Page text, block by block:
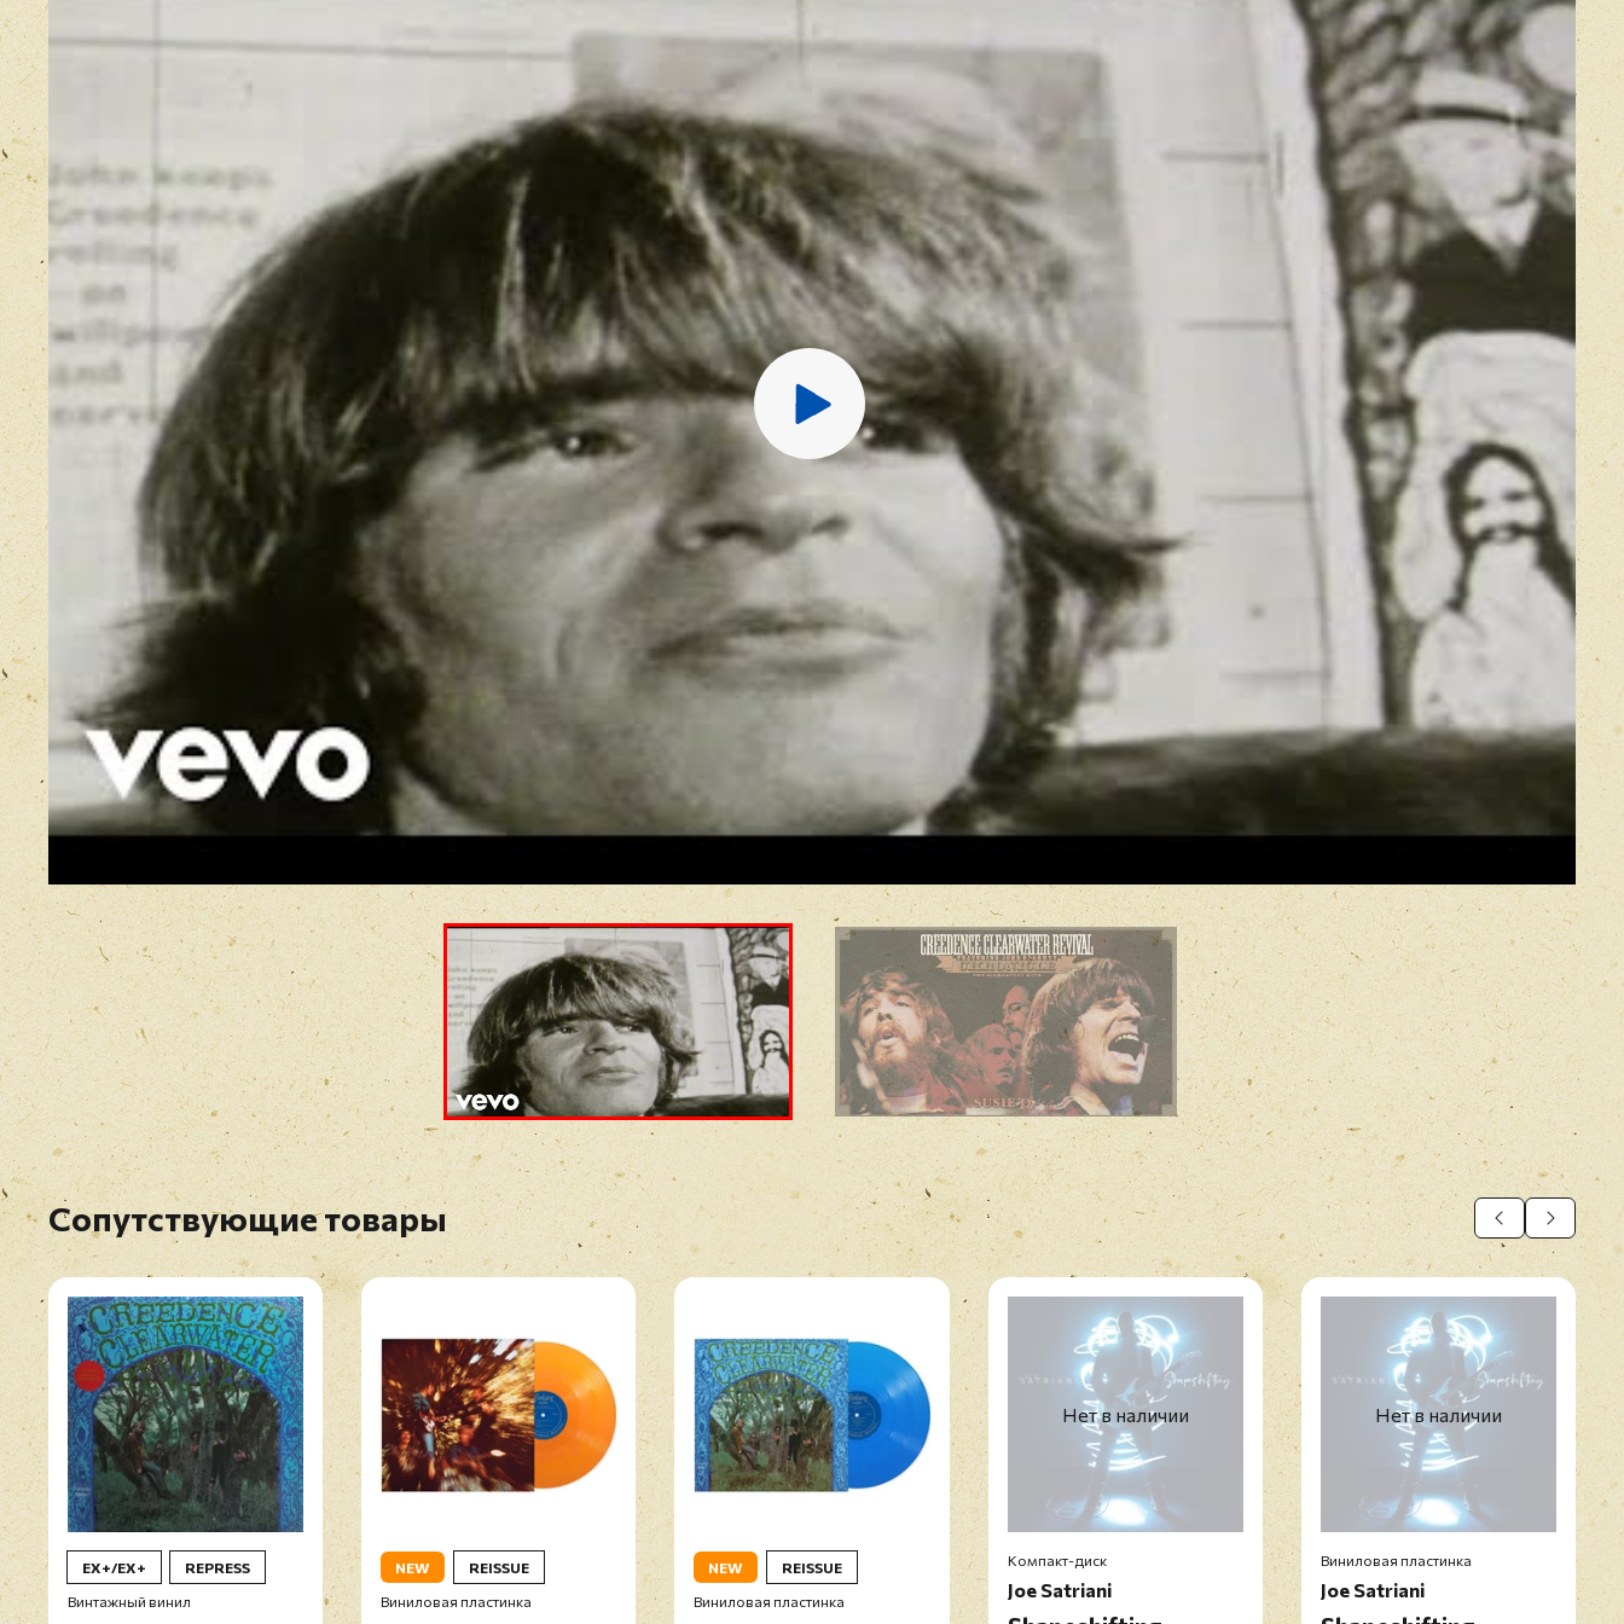
Оставить отзыв
Перед публикацией отзывы проходят модерацию
Сопутствующие товары
EX+/EX+
REPRESS
Винтажный винил
NEW
REISSUE
Виниловая пластинка
NEW
REISSUE
Виниловая пластинка
Нет в наличии
Компакт-диск
Joe Satriani
Нет в наличии
Виниловая пластинка
Joe Satriani